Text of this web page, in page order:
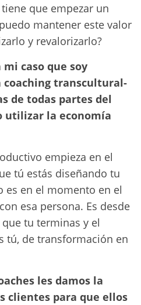
que empezar un
mantener este valor
y revalorizarlo?
mi caso que soy
coaching transcultural-
de todas partes del
utilizar la economía
empieza en el
tú estás diseñando tu
es en el momento en el
esa persona. Es desde
tu terminas y el
tú, de transformación en
les damos la
clientes para que ellos